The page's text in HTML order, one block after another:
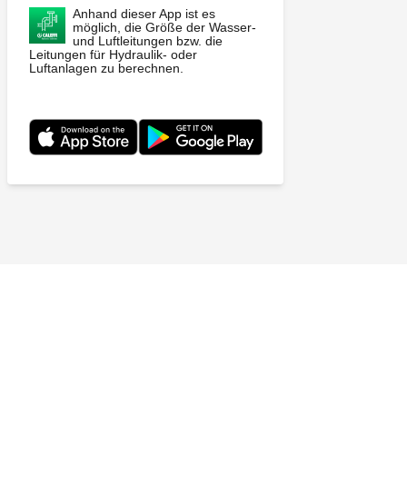
Anhand dieser App ist es
möglich, die Größe der Wasser-
und Luftleitungen bzw. die
Leitungen für Hydraulik- oder
Luftanlagen zu berechnen.